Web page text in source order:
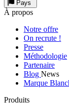
Pays
À propos
Notre offre
On recrute !
Presse
Méthodologie
Partenaire
Blog News
Marque
Produits